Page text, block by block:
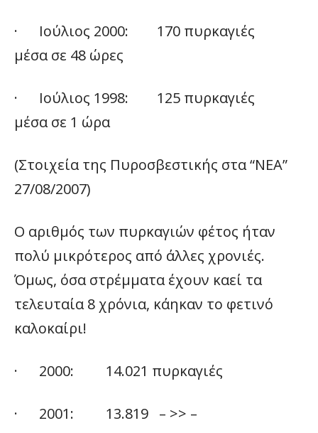
· Ιούλιος 2000: 170 πυρκαγιές
μέσα σε 48 ώρες
· Ιούλιος 1998: 125 πυρκαγιές
μέσα σε 1 ώρα
(Στοιχεία της Πυροσβεστικής στα “ΝΕΑ”
27/08/2007)
Ο αριθμός των πυρκαγιών φέτος ήταν
πολύ μικρότερος από άλλες χρονιές.
Όμως, όσα στρέμματα έχουν καεί τα
τελευταία 8 χρόνια, κάηκαν το φετινό
καλοκαίρι!
· 2000: 14.021 πυρκαγιές
· 2001: 13.819 – >> –